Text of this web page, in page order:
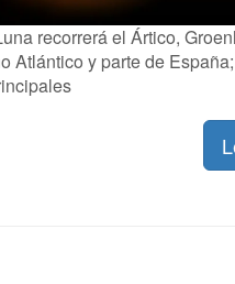
recorrerá el Ártico,
Atlántico y parte de